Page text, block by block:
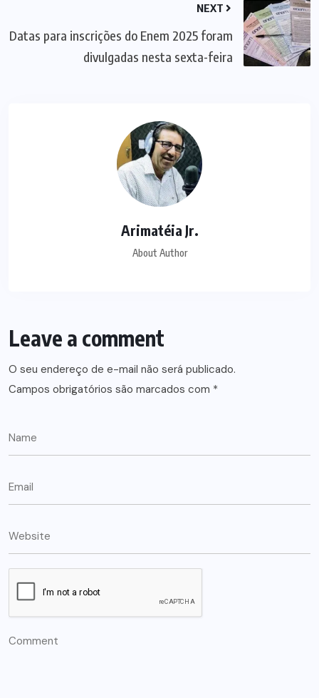
NEXT
Datas para inscrições do Enem 2025 foram
divulgadas nesta sexta-feira
Arimatéia Jr.
About Author
Leave a comment
O seu endereço de e-mail não será publicado.
Campos obrigatórios são marcados com *